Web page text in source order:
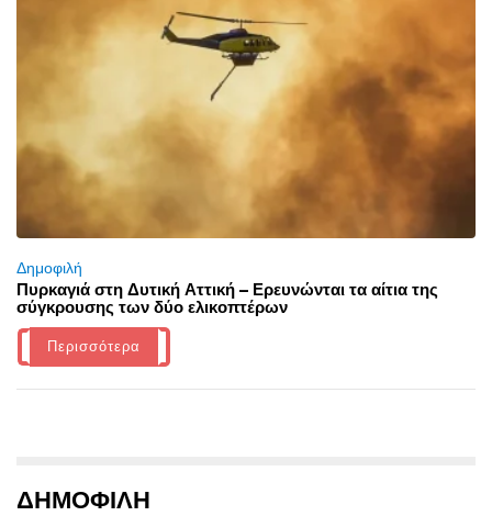
Δημοφιλή
Πυρκαγιά στη Δυτική Αττική – Ερευνώνται τα αίτια της
σύγκρουσης των δύο ελικοπτέρων
Περισσότερα
ΔΗΜΟΦΙΛΗ